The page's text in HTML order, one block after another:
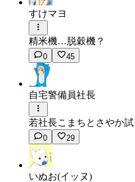
すけマヨ
精米機…脱穀機？
0 45
自宅警備員社長
若社長こまちとさやか
0 29
いぬお(イッヌ)